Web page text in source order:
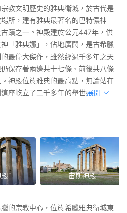
教文明歷史的雅典衛城，於古代是
所，建有雅典最著名的巴特儂神
蹟之一。神殿建於公元447年，供
「雅典娜」，佔地廣闊，是古希臘
最偉大傑作，雖然經過千多年之天
保存著兩邊共十七條、前後共八條
神殿位於雅典的最高點，無論站在
座屹立了二千多年的舉世建築。
展開
宙斯神殿
的宗教中心，位於希臘雅典衛城東